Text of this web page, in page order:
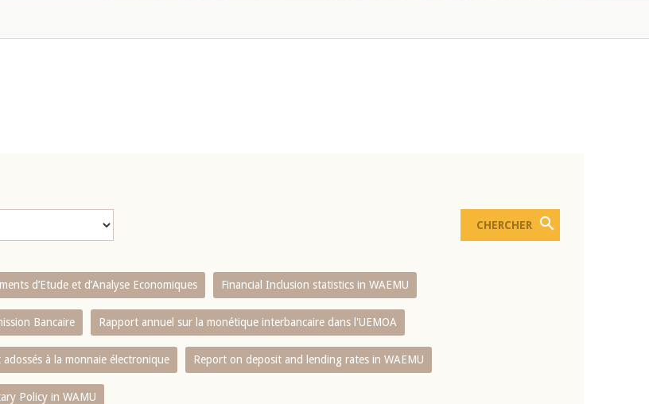
d’Etude et d’Analyse Economiques Financial Inclusion statistics in WAEMU
Bancaire Rapport annuel sur la monétique interbancaire dans l'UEMOA
à la monnaie électronique Report on deposit and lending rates in WAEMU
Policy in WAMU